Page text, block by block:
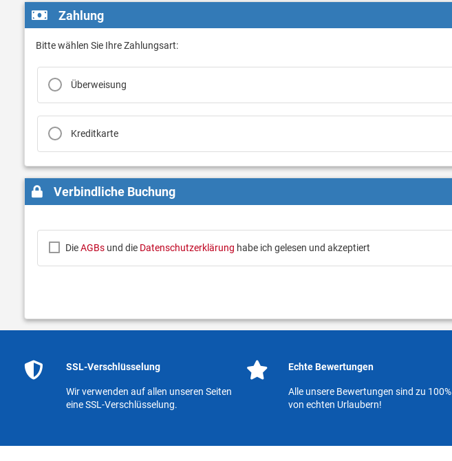
Zahlung
Bitte wählen Sie Ihre Zahlungsart:
Überweisung
Kreditkarte
Verbindliche Buchung
DieAGBsund die Datenschutzerklärung habe ich gelesen und akzeptiert
SSL-Verschlüsselung
Wir verwenden auf allen unseren Seiten
eine SSL-Verschlüsselung.
Echte Bewertungen
Alle unsere Bewertungen sind zu 100%
von echten Urlaubern!